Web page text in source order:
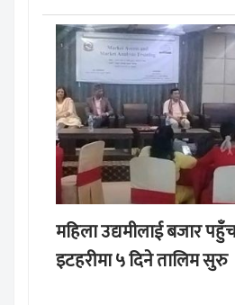
महिला उद्यमीलाई बजार
इटहरीमा ५ दिने तालिम सुरु